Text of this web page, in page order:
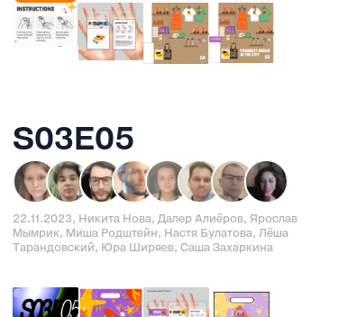
S03E05
22.11.2023, Никита Нова, Далер Алиёров, Ярослав
Мымрик, Миша Родштейн, Настя Булатова, Лёша
Тарандовский, Юра Ширяев, Саша Захаркина